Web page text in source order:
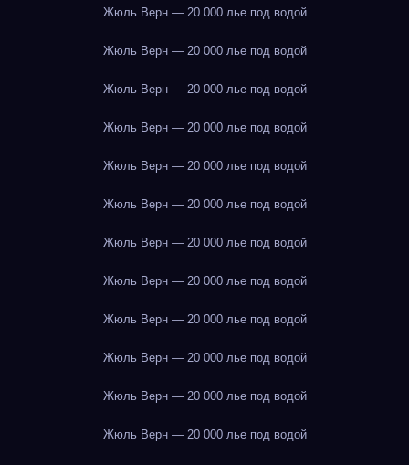
Жюль Верн — 20 000 лье под водой
Жюль Верн — 20 000 лье под водой
Жюль Верн — 20 000 лье под водой
Жюль Верн — 20 000 лье под водой
Жюль Верн — 20 000 лье под водой
Жюль Верн — 20 000 лье под водой
Жюль Верн — 20 000 лье под водой
Жюль Верн — 20 000 лье под водой
Жюль Верн — 20 000 лье под водой
Жюль Верн — 20 000 лье под водой
Жюль Верн — 20 000 лье под водой
Жюль Верн — 20 000 лье под водой